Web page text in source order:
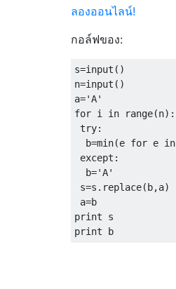
ลองออนไลน์!
กอล์ฟของ:
s=input ()
n=input ()
a='A'
for i in range(n):
try:
  b
=min(e for e in
except :
  b
='A'
s=s . replace( b,a)
a=
print
print b